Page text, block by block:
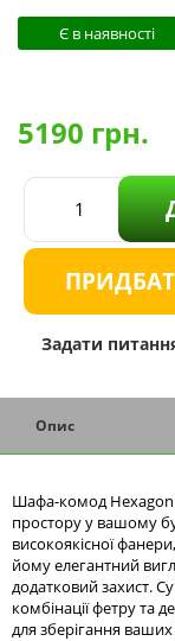
Є в наявності
5190 грн.
Задати
Опис
Шафа-комод
простору у вашому
високоякісної
йому елегантний
додатковий захист.
комбінації фетру та
для зберігання